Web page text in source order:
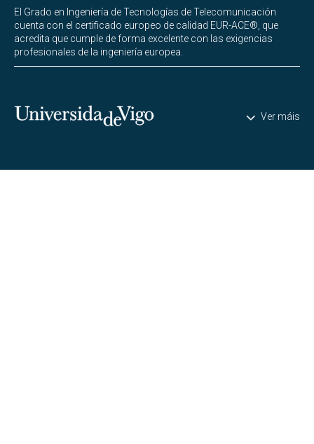
El Grado en Ingeniería de Tecnologías de Telecomunicación
cuenta con el certificado europeo de calidad EUR-ACE®, que
acredita que cumple de forma excelente con las exigencias
profesionales de la ingeniería europea.
Universidade de Vigo Ver máis